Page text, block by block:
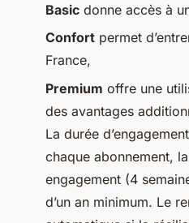
Basic donne accès à
Confort permet
France,
Premium offre une
des avantages
La durée
chaque abonnement,
engagement (4
d’un an minimum. Le